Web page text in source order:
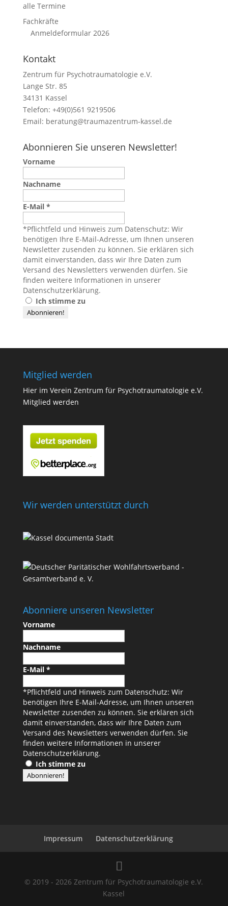
alle Termine
Fachkräfte
Anmeldeformular 2026
Kontakt
Zentrum für Psychotraumatologie e.V.
Lange Str. 85
34131 Kassel
Telefon: +49(0)561 9219506
Email: beratung@traumazentrum-kassel.de
Abonnieren Sie unseren Newsletter!
Vorname
Nachname
E-Mail *
*Pflichtfeld und Hinweis zum Datenschutz: Wir
benötigen Ihre E-Mail-Adresse, um Ihnen unseren
Newsletter zusenden zu können. Sie erklären sich
damit einverstanden, dass wir Ihre Daten zum
Versand des Newsletters verwenden dürfen. Sie
finden weitere Informationen in unserer
Datenschutzerklärung.
Ich stimme zu
Mitglied werden
Hier im Verein Zentrum für Psychotraumatologie e.V.
Mitglied werden
Wir werden unterstützt durch
Abonniere unseren Newsletter
Vorname
Nachname
E-Mail *
*Pflichtfeld und Hinweis zum Datenschutz: Wir
benötigen Ihre E-Mail-Adresse, um Ihnen unseren
Newsletter zusenden zu können. Sie erklären sich
damit einverstanden, dass wir Ihre Daten zum
Versand des Newsletters verwenden dürfen. Sie
finden weitere Informationen in unserer
Datenschutzerklärung.
Ich stimme zu
Impressum Datenschutzerklärung
© 2019 - 2026 Zentrum für Psychotraumatologie e.V.
Kassel